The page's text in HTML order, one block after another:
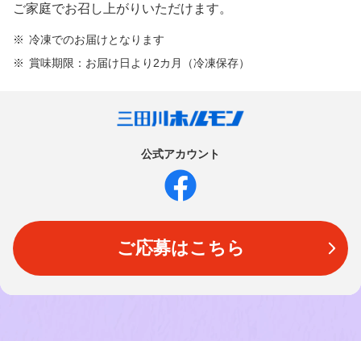
ご家庭でお召し上がりいただけます。
冷凍でのお届けとなります
賞味期限：お届け日より2カ月（冷凍保存）
公式アカウント
ご応募はこちら